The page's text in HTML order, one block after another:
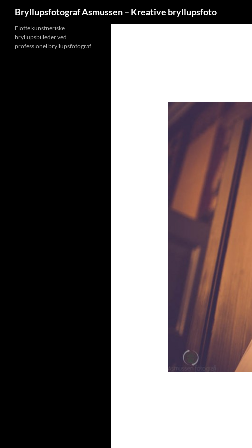
Bryllupsfotograf Asmussen – Kreative bryllupsfoto
Flotte kunstneriske
bryllupsbilleder ved
professionel bryllupsfotograf